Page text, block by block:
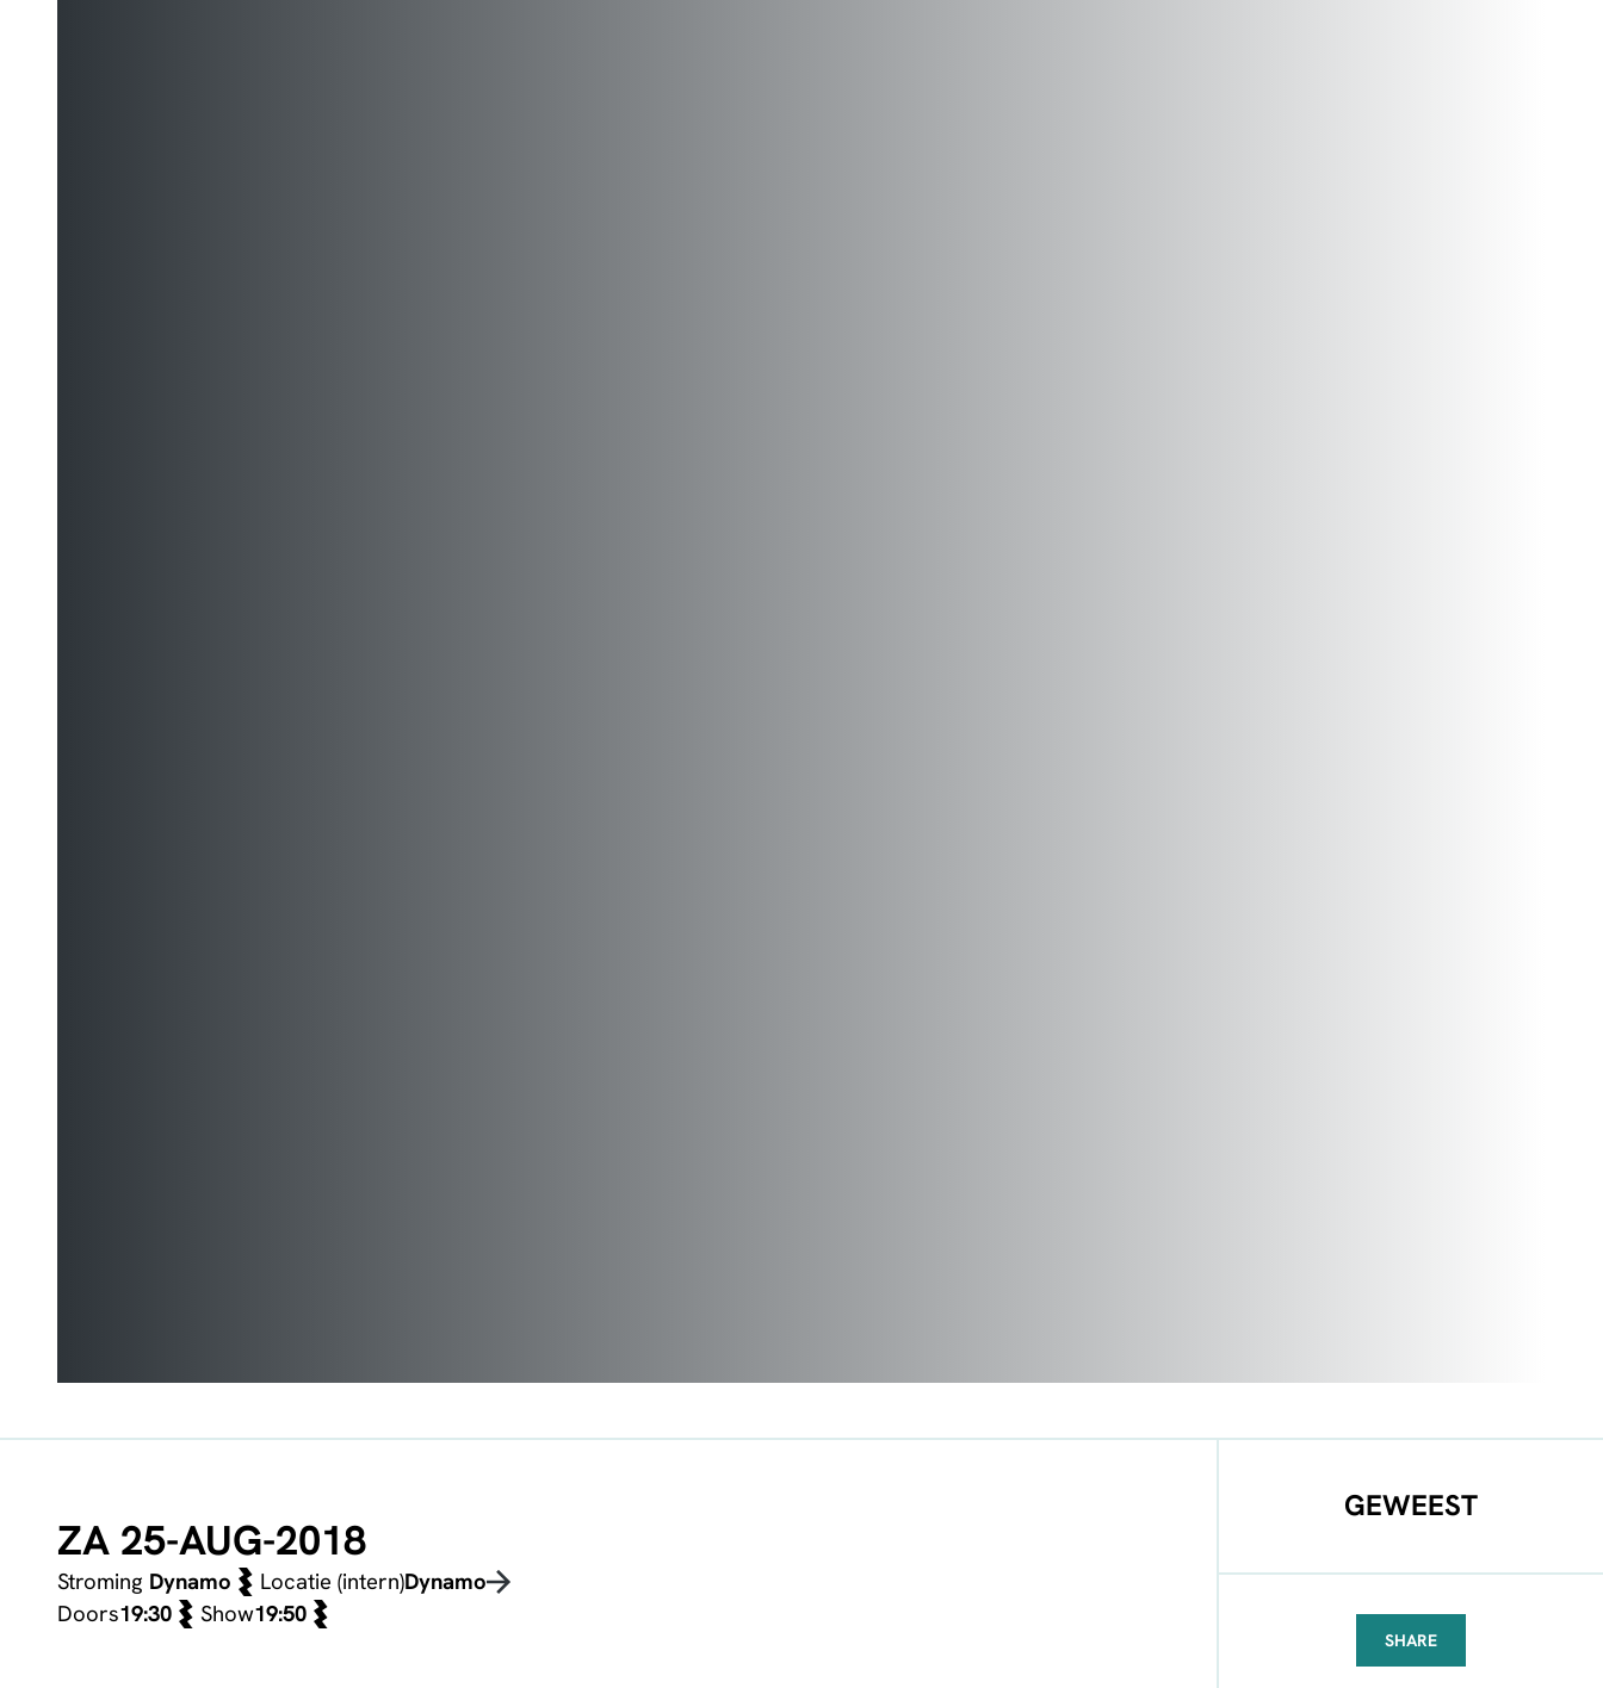
ZA 25-AUG-2018
Stroming Dynamo Locatie (intern)Dynamo
Doors19:30 Show19:50
GEWEEST
SHARE